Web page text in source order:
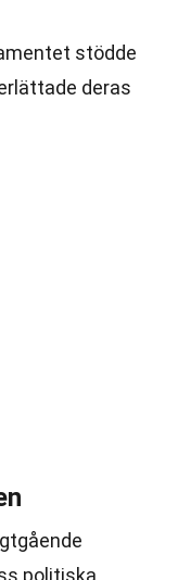
stödde
deras
politiska